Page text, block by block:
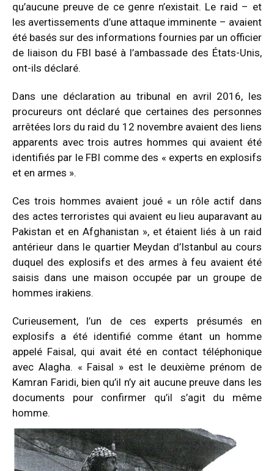
qu’aucune preuve de ce genre n’existait. Le raid – et
les avertissements d’une attaque imminente – avaient
été basés sur des informations fournies par un officier
de liaison du FBI basé à l’ambassade des États-Unis,
ont-ils déclaré.
Dans une déclaration au tribunal en avril 2016, les
procureurs ont déclaré que certaines des personnes
arrêtées lors du raid du 12 novembre avaient des liens
apparents avec trois autres hommes qui avaient été
identifiés par le FBI comme des « experts en explosifs
et en armes ».
Ces trois hommes avaient joué « un rôle actif dans
des actes terroristes qui avaient eu lieu auparavant au
Pakistan et en Afghanistan », et étaient liés à un raid
antérieur dans le quartier Meydan d’Istanbul au cours
duquel des explosifs et des armes à feu avaient été
saisis dans une maison occupée par un groupe de
hommes irakiens.
Curieusement, l’un de ces experts présumés en
explosifs a été identifié comme étant un homme
appelé Faisal, qui avait été en contact téléphonique
avec Alagha. « Faisal » est le deuxième prénom de
Kamran Faridi, bien qu’il n’y ait aucune preuve dans les
documents pour confirmer qu’il s’agit du même
homme.